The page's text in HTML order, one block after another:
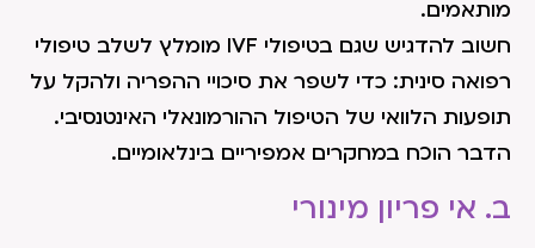
מותאמים.
חשוב להדגיש שגם בטיפולי IVF מומלץ לשלב טיפולי
רפואה סינית: כדי לשפר את סיכויי ההפריה ולהקל על
תופעות הלוואי של הטיפול ההורמונאלי האינטנסיבי.
הדבר הוכח במחקרים אמפיריים בינלאומיים.
ב. אי פריון מינורי